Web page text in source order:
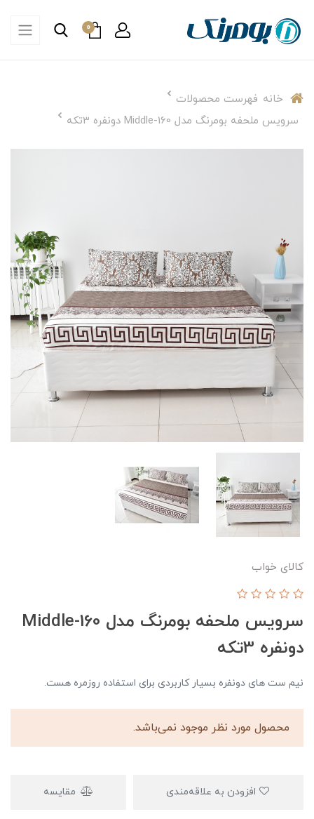
0
خانه فهرست محصولات
سرویس ملحفه بومرنگ مدل Middle-160 دونفره 3تکه
کالای خواب
سرویس ملحفه بومرنگ مدل Middle-160
دونفره 3تکه
نیم ست های دونفره بسیار کاربردی برای استفاده روزمره هست.
محصول مورد نظر موجود نمی‌باشد.
مقایسه